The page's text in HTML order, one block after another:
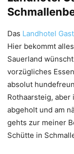
Das Landhotel
Hier bekommt
Sauerland
vorzügliches
absolut
Rothaarsteig,
abgeholt und am
gehts zur meiner
Schütte in